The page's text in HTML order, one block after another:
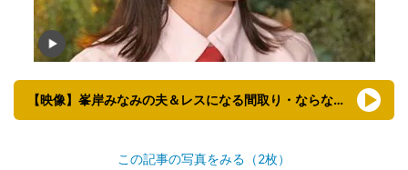
【映像】峯岸みなみの夫＆レスになる間取り・ならない間取り
この記事の写真をみる（2枚）